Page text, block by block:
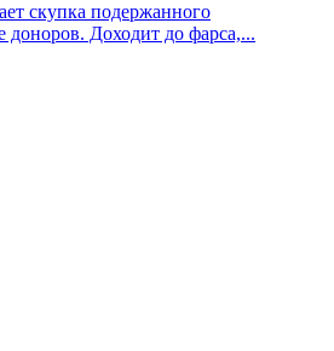
скупка подержанного
доноров. Доходит до фарса,...